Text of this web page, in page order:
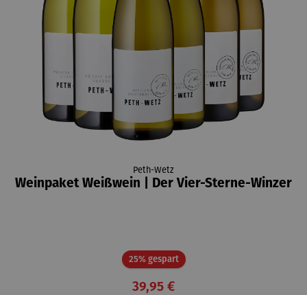
Peth-Wetz
Weinpaket Weißwein | Der Vier-Sterne-Winzer
25% gespartRabatt
39,95 €